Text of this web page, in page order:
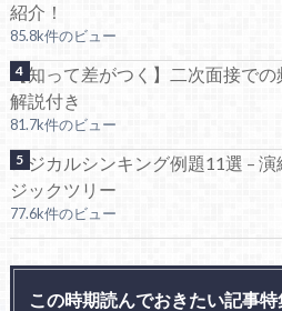
紹介！
85.8k件のビュー
【知って差がつく】二次面接で
解説付き
81.7k件のビュー
ロジカルシンキング例題11選 –
ジックツリー
77.6k件のビュー
この時期読んでおきたい記事特